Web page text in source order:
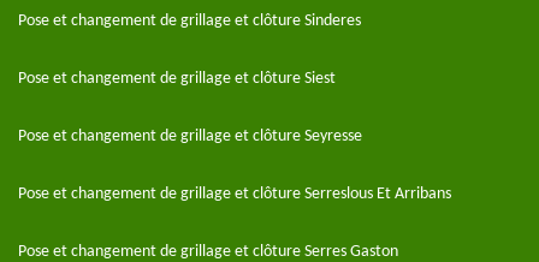
Pose et changement de grillage et clôture Sinderes
Pose et changement de grillage et clôture Siest
Pose et changement de grillage et clôture Seyresse
Pose et changement de grillage et clôture Serreslous Et Arribans
Pose et changement de grillage et clôture Serres Gaston